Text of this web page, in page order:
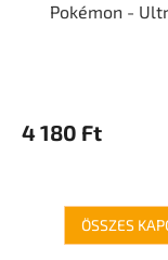
Pokémon -
4 180 Ft
ÖSSZES